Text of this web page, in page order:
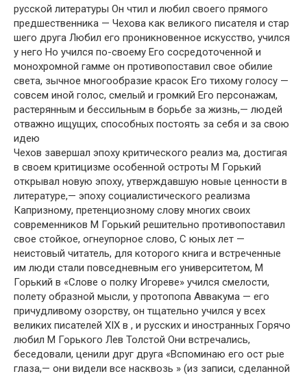
русской литературы Он чтил и любил своего прямого
предшественника — Чехова как великого писателя и стар
шего друга Любил его проникновенное искусство, учился
у него Но учился по-своему Его сосредоточенной и
монохромной гамме он противопоставил свое обилие
света, зычное многообразие красок Его тихому голосу —
совсем иной голос, смелый и громкий Его персонажам,
растерянным и бессильным в борьбе за жизнь,— людей
отважно ищущих, способных постоять за себя и за свою
идею
Чехов завершал эпоху критического реализ ма, достигая
в своем критицизме особенной остроты М Горький
открывал новую эпоху, утверждавшую новые ценности в
литературе,— эпоху социалистического реализма
Капризному, претенциозному слову многих своих
современников М Горький решительно противопоставил
свое стойкое, огнеупорное слово, С юных лет —
неистовый читатель, для которого книга и встреченные
им люди стали повседневным его университетом, М
Горький в «Слове о полку Игореве» учился смелости,
полету образной мысли, у протопопа Аввакума — его
причудливому озорству, он тщательно учился у всех
великих писателей XIX в , и русских и иностранных Горячо
любил М Горького Лев Толстой Они встречались,
беседовали, ценили друг друга «Вспоминаю его ост рые
глаза,— они видели все насквозь » (из записи, сделанной